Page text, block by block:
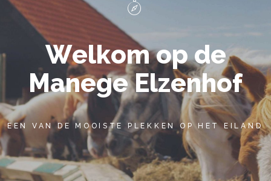
Sliding Bar Toggle
BEZOEK OOK NIEUW VREDESTEIN
Welkom op de
Manege Elzenhof
EEN VAN DE MOOISTE PLEKKEN OP HET EILAND